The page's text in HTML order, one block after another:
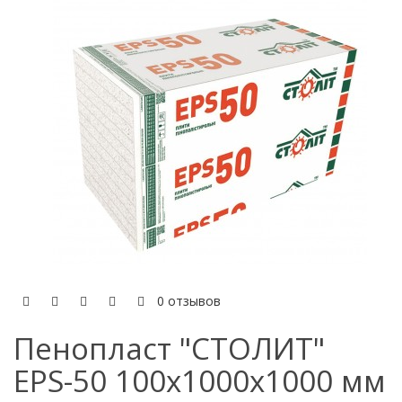
0 отзывов
Пенопласт "СТОЛИТ"
EPS-50 100x1000x1000 мм